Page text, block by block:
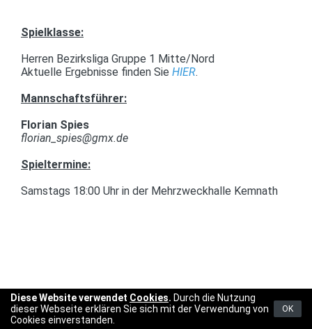
Diese Website verwendet Cookies. Durch die Nutzung
dieser Webseite erklären Sie sich mit der Verwendung von
Cookies einverstanden.
OK
Spielklasse:
Herren Bezirksliga Gruppe 1 Mitte/Nord
Aktuelle Ergebnisse finden Sie HIER.
Mannschaftsführer:
Florian Spies
florian_spies@gmx.de
Spieltermine:
Samstags 18:00 Uhr in der Mehrzweckhalle Kemnath